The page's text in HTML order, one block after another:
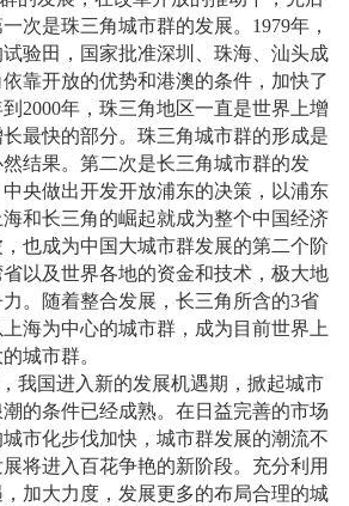
次是珠三角城市群的发展。 1979年，
验田，国家批准深圳、珠海、汕头成
靠开放的优势和港澳的条件，加快了
2000年，珠三角地区一直是世界上增
最快的部分。珠三角城市群的形成是
结果。第二次是长三角城市群的发
央做出开发开放浦东的决策，以浦东
和长三角的崛起就成为整个中国经济
也成为中国大城市群发展的第二个阶
以及世界各地的资金和技术，极大地
。随着整合发展，长三角所含的3省
海为中心的城市群，成为目前世界上
城市群。
我国进入新的发展机遇期，掀起城市
的条件已经成熟。在日益完善的市场
市化步伐加快，城市群发展的潮流不
将进入百花争艳的新阶段。充分利用
加大力度，发展更多的布局合理的城